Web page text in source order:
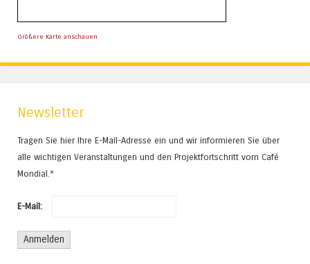
Größere Karte anschauen
Newsletter
Tragen Sie hier Ihre E-Mail-Adresse ein und wir informieren Sie über
alle wichtigen Veranstaltungen und den Projektfortschritt vom Café
Mondial.*
E-Mail: